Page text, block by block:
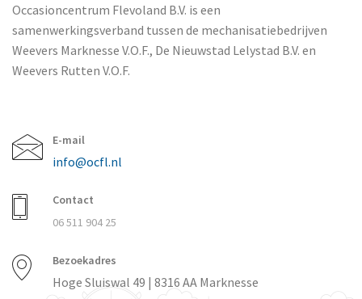
Occasioncentrum Flevoland B.V. is een
samenwerkingsverband tussen de mechanisatiebedrijven
Weevers Marknesse V.O.F., De Nieuwstad Lelystad B.V. en
Weevers Rutten V.O.F.
E-mail
info@ocfl.nl
Contact
06 511 904 25
Bezoekadres
Hoge Sluiswal 49 | 8316 AA Marknesse